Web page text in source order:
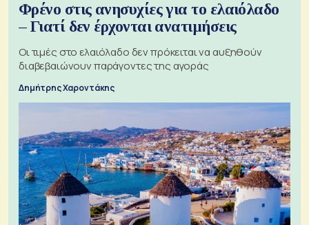
Φρένο στις ανησυχίες για το ελαιόλαδο
– Γιατί δεν έρχονται ανατιμήσεις
Οι τιμές στο ελαιόλαδο δεν πρόκειται να αυξηθούν
διαβεβαιώνουν παράγοντες της αγοράς
Δημήτρης Χαροντάκης